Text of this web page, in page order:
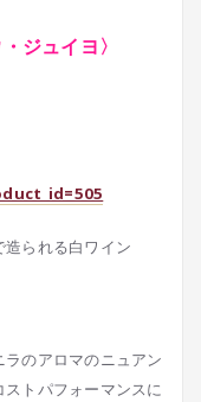
ジュイヨ〉
られる白ワイン
のアロマのニュアン
トパフォーマンスに